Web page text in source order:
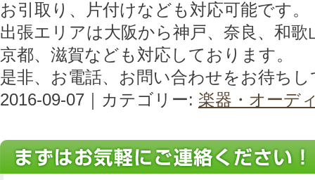
お引取り、片付けなども対応可能です。
出張エリアは大阪から神戸、奈良、和歌
京都、滋賀なども対応しております。
是非、お電話、お問い合わせをお待ち
2016-09-07｜カテゴリー: 楽器・オーデ